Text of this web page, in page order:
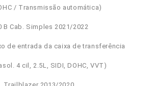
/ Transmissão automática)
B Cab. Simples 2021/2022
de entrada da caixa de transferência
4 cil, 2.5L, SIDI, DOHC, VVT)